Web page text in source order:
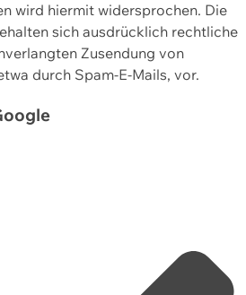
wird hiermit widersprochen. Die
sich ausdrücklich rechtliche
Zusendung von
durch Spam-E-Mails, vor.